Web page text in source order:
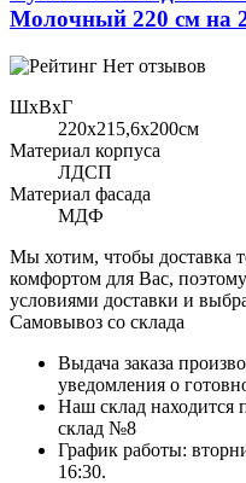
Молочный 220 см на
Нет отзывов
ШхВхГ
220x215,6х200см
Материал корпуса
ЛДСП
Материал фасада
МДФ
Мы хотим, чтобы доставка
комфортом для Вас,
условиями доставки и
Самовывоз со склада
Выдача заказа
уведомления о
Наш склад находится
склад №8
График работы:
16:30.